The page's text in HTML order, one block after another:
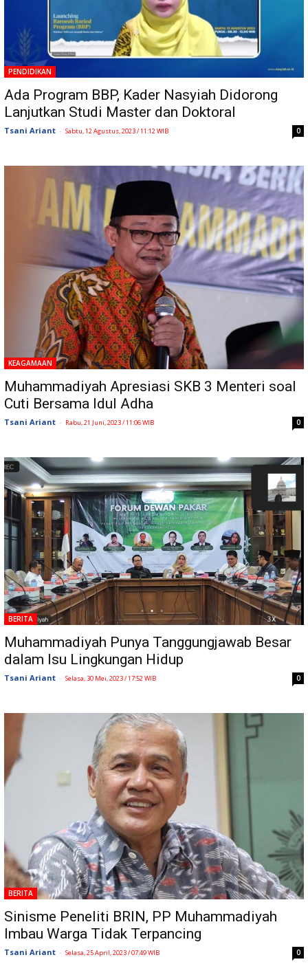
PENDIDIKAN
Ada Program BBP, Kader Nasyiah Didorong
Lanjutkan Studi Master dan Doktoral
Tsani Ariant - Sabtu, 12 Agustus, 2023 / 11:12 WIB 0
KEAGAMAAN
Muhammadiyah Apresiasi SKB 3 Menteri soal
Cuti Bersama Idul Adha
Tsani Ariant - Rabu, 21 Juni, 2023 / 11:06 WIB 0
BERITA
Muhammadiyah Punya Tanggungjawab Besar
dalam Isu Lingkungan Hidup
Tsani Ariant - Selasa, 30 Mei, 2023 / 17:52 WIB 0
BERITA
Sinisme Peneliti BRIN, PP Muhammadiyah
Imbau Warga Tidak Terpancing
Tsani Ariant - Selasa, 25 April, 2023 / 07:49 WIB 0